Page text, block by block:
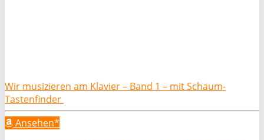
Wir musizieren am Klavier – Band 1 – mit Schaum-
Tastenfinder
Ansehen*